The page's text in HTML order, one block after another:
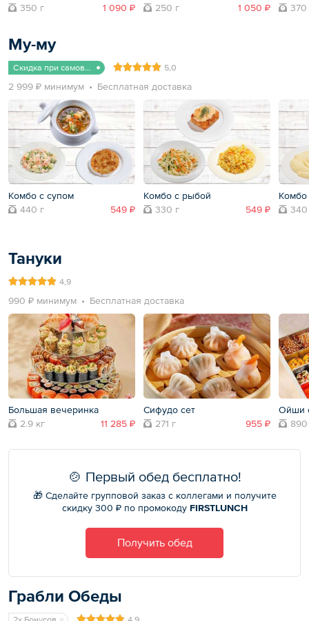
350 г
1 090 ₽
250 г
1 050 ₽
370
Му-му
Скидка при самовывозе 5,0
2 999 ₽ минимум Бесплатная доставка
Комбо с супом
440 г
549 ₽
Комбо с рыбой
330 г
549 ₽
Комбо
340
Тануки
4,9
990 ₽ минимум Бесплатная доставка
Большая вечеринка
2.9 кг
11 285 ₽
Сифудо сет
271 г
955 ₽
Ойши
890
🍲 Первый обед бесплатно!
🎁 Сделайте групповой заказ с коллегами и получите
скидку 300 ₽ по промокоду FIRSTLUNCH
Получить обед
Грабли Обеды